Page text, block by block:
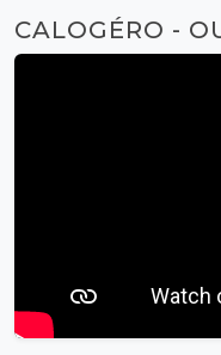
CALOGÉRO -